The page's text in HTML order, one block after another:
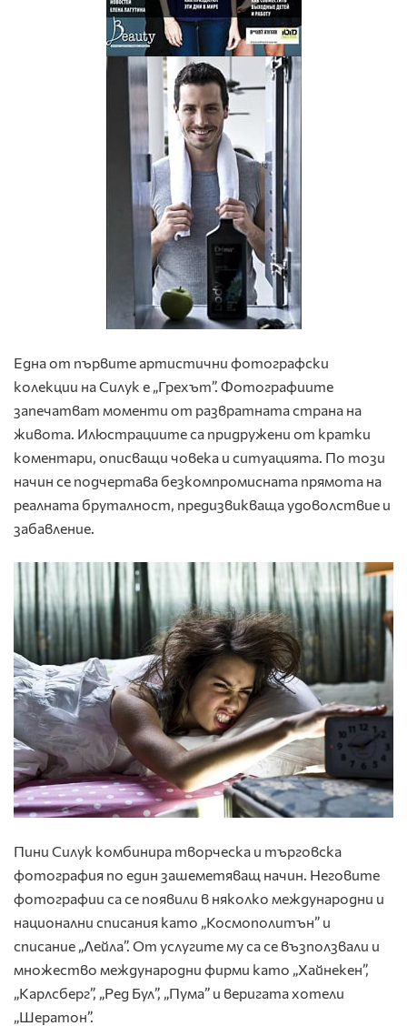
Една от първите артистични фотографски
колекции на Силук е „Грехът”. Фотографиите
запечатват моменти от развратната страна на
живота. Илюстрациите са придружени от кратки
коментари, описващи човека и ситуацията. По този
начин се подчертава безкомпромисната прямота на
реалната бруталност, предизвикваща удоволствие и
забавление.
Пини Силук комбинира творческа и търговска
фотография по един зашеметяващ начин. Неговите
фотографии са се появили в няколко международни и
национални списания като „Космополитън” и
списание „Лейла”. От услугите му са се възползвали и
множество международни фирми като „Хайнекен”,
„Карлсберг”, „Ред Бул”, „Пума” и веригата хотели
„Шератон”.